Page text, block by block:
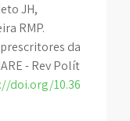
JH,
RMP.
da
- Rev Polít
doi.org/10.36